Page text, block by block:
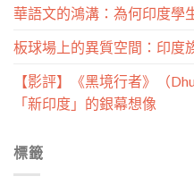
華語文的鴻溝：為何印度學
板球場上的異質空間：印度
【影評】《黑境行者》（
「新印度」的銀幕想像
標籤